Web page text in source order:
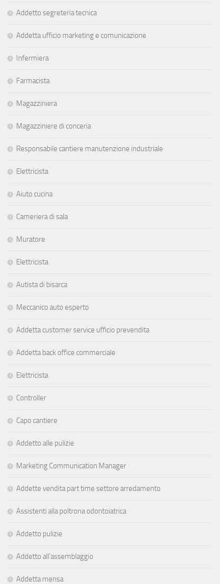
Addetto segreteria tecnica
Addetta ufficio marketing e comunicazione
Infermiera
Farmacista
Magazziniera
Magazziniere di conceria
Responsabile cantiere manutenzione industriale
Elettricista
Aiuto cucina
Cameriera di sala
Muratore
Elettricista
Autista di bisarca
Meccanico auto esperto
Addetta customer service ufficio prevendita
Addetta back office commerciale
Elettricista
Controller
Capo cantiere
Addetto alle pulizie
Marketing Communication Manager
Addette vendita part time settore arredamento
Assistenti alla poltrona odontoiatrica
Addetto pulizie
Addetto all’assemblaggio
Addetta mensa